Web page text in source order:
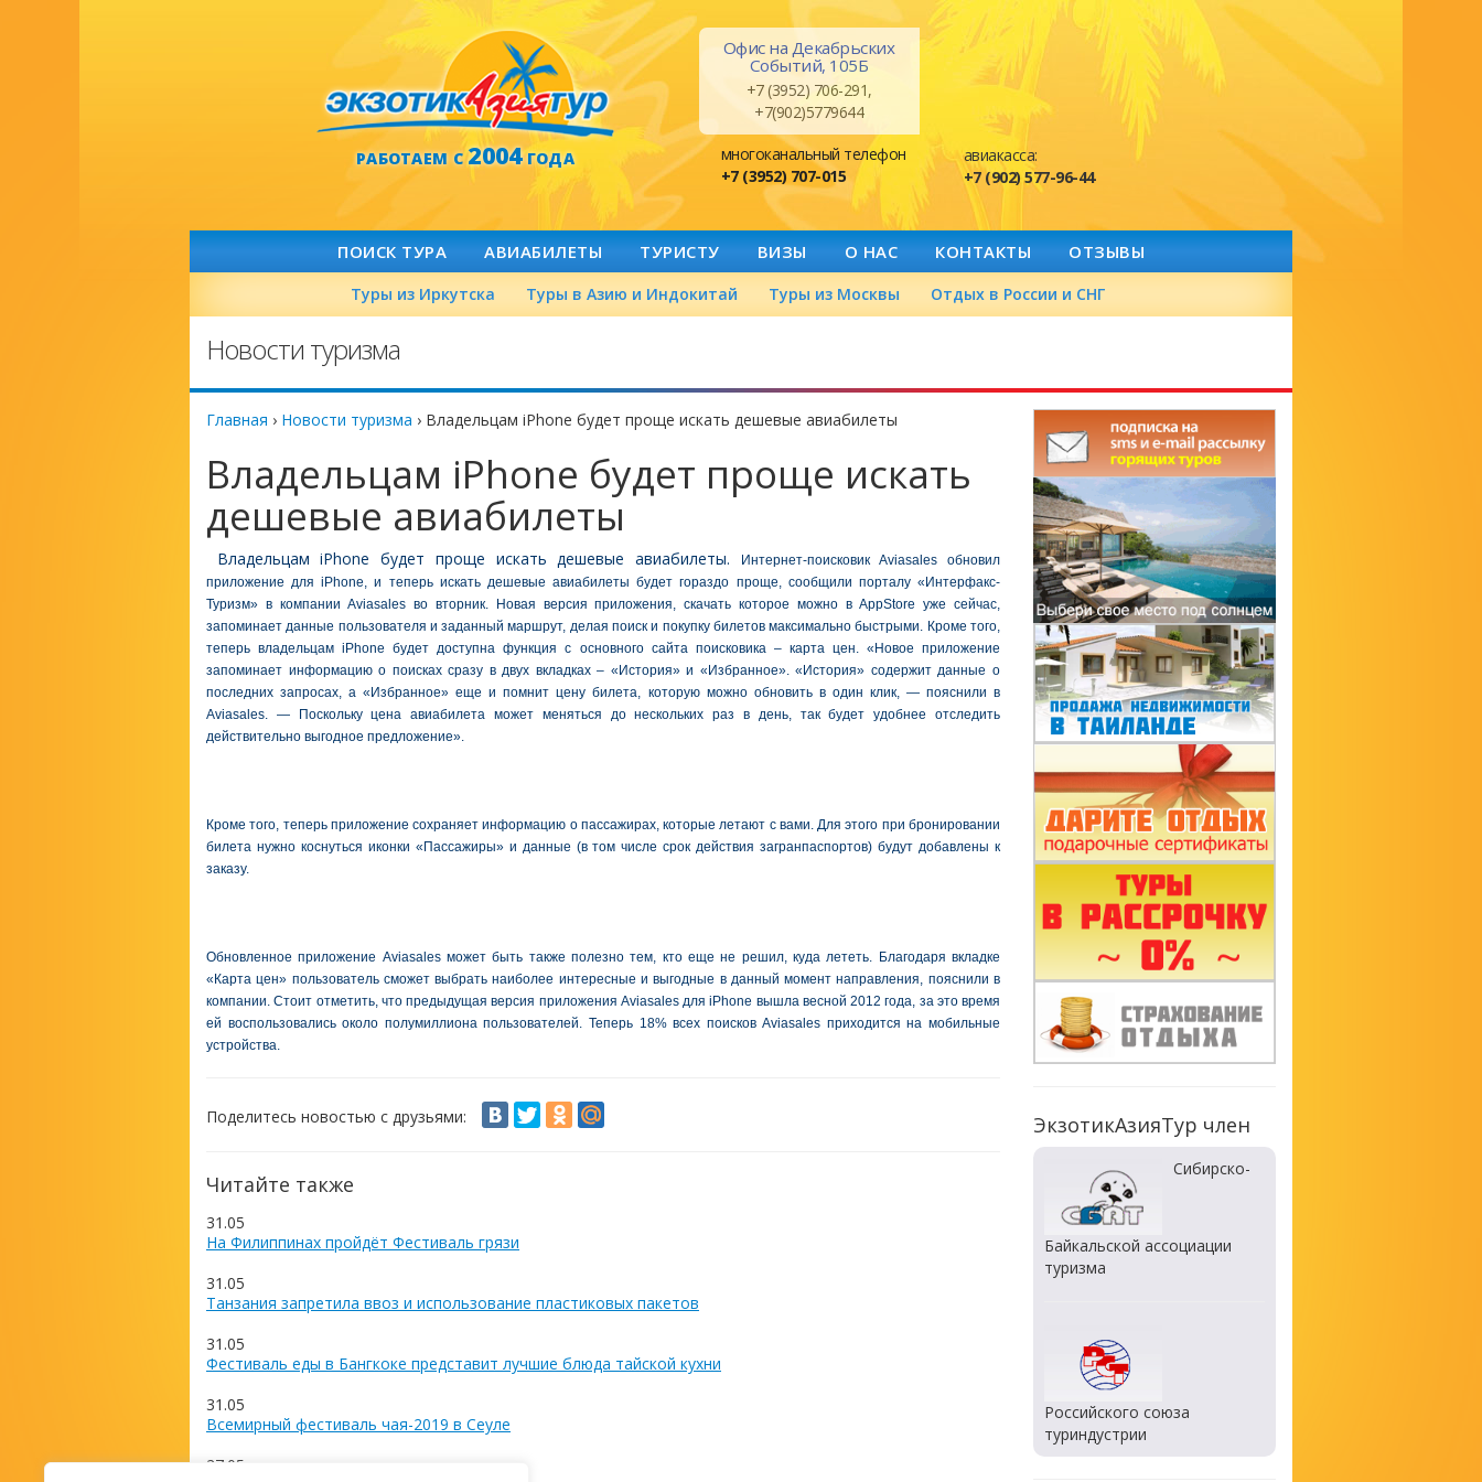
РАБОТАЕМ С2004ГОДА
Офис на Декабрьских
Событий, 105Б
+7 (3952) 706-291,
+7(902)5779644
многоканальный телефон
+7 (3952) 707-015
авиакасса:
+7 (902) 577-96-44
ПОИСК ТУРА АВИАБИЛЕТЫ ТУРИСТУ ВИЗЫ О НАС КОНТАКТЫ ОТЗЫВЫ
Туры из Иркутска Туры в Азию и Индокитай Туры из Москвы Отдых в России и СНГ
Новости туризма
Главная › Новости туризма › Владельцам iPhone будет проще искать дешевые авиабилеты
Владельцам iPhone будет проще искать
дешевые авиабилеты
Владельцам iPhone будет проще искать дешевые авиабилеты.
Интернет-поисковик Aviasales обновил
приложение для iPhone, и теперь искать дешевые авиабилеты будет гораздо проще, сообщили порталу «Интерфакс-
Туризм» в компании Aviasales во вторник. Новая версия приложения, скачать которое можно в AppStore уже сейчас,
запоминает данные пользователя и заданный маршрут, делая поиск и покупку билетов максимально быстрыми. Кроме того,
теперь владельцам iPhone будет доступна функция с основного сайта поисковика – карта цен. «Новое приложение
запоминает информацию о поисках сразу в двух вкладках – «История» и «Избранное». «История» содержит данные о
последних запросах, а «Избранное» еще и помнит цену билета, которую можно обновить в один клик, — пояснили в
Aviasales. — Поскольку цена авиабилета может меняться до нескольких раз в день, так будет удобнее отследить
действительно выгодное предложение».
Кроме того, теперь приложение сохраняет информацию о пассажирах, которые летают с вами. Для этого при бронировании
билета нужно коснуться иконки «Пассажиры» и данные (в том числе срок действия загранпаспортов) будут добавлены к
заказу.
Обновленное приложение Aviasales может быть также полезно тем, кто еще не решил, куда лететь. Благодаря вкладке
«Карта цен» пользователь сможет выбрать наиболее интересные и выгодные в данный момент направления, пояснили в
компании. Стоит отметить, что предыдущая версия приложения Aviasales для iPhone вышла весной 2012 года, за это время
ей воспользовались около полумиллиона пользователей. Теперь 18% всех поисков Aviasales приходится на мобильные
устройства.
Поделитесь новостью с друзьями:
Читайте также
31.05
На Филиппинах пройдёт Фестиваль грязи
31.05
Танзания запретила ввоз и использование пластиковых пакетов
31.05
Фестиваль еды в Бангкоке представит лучшие блюда тайской кухни
31.05
Всемирный фестиваль чая-2019 в Сеуле
27.05
ЭкзотикАзияТур член
Сибирско-
Байкальской ассоциации
туризма
Российского союза
туриндустрии